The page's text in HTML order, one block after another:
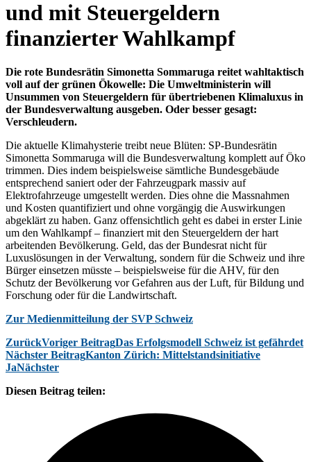
und mit Steuergeldern
finanzierter Wahlkampf
Die rote Bundesrätin Simonetta Sommaruga reitet wahltaktisch
voll auf der grünen Ökowelle: Die Umweltministerin will
Unsummen von Steuergeldern für übertriebenen Klimaluxus in
der Bundesverwaltung ausgeben. Oder besser gesagt:
Verschleudern.
Die aktuelle Klimahysterie treibt neue Blüten: SP-Bundesrätin
Simonetta Sommaruga will die Bundesverwaltung komplett auf Öko
trimmen. Dies indem beispielsweise sämtliche Bundesgebäude
entsprechend saniert oder der Fahrzeugpark massiv auf
Elektrofahrzeuge umgestellt werden. Dies ohne die Massnahmen
und Kosten quantifiziert und ohne vorgängig die Auswirkungen
abgeklärt zu haben. Ganz offensichtlich geht es dabei in erster Linie
um den Wahlkampf – finanziert mit den Steuergeldern der hart
arbeitenden Bevölkerung. Geld, das der Bundesrat nicht für
Luxuslösungen in der Verwaltung, sondern für die Schweiz und ihre
Bürger einsetzen müsste – beispielsweise für die AHV, für den
Schutz der Bevölkerung vor Gefahren aus der Luft, für Bildung und
Forschung oder für die Landwirtschaft.
Zur Medienmitteilung der SVP Schweiz
ZurückVoriger BeitragDas Erfolgsmodell Schweiz ist gefährdet
Nächster BeitragKanton Zürich: Mittelstandsinitiative
JaNächster
Diesen Beitrag teilen: